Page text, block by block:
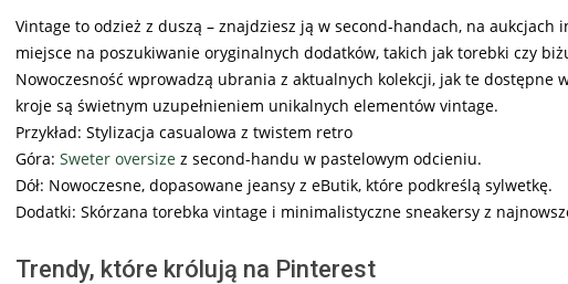
Vintage to odzież z duszą – znajdziesz ją w second-handach, na
miejsce na poszukiwanie oryginalnych dodatków, takich jak torebki czy
Nowoczesność wprowadzą ubrania z aktualnych kolekcji, jak te dostępne
kroje są świetnym uzupełnieniem unikalnych elementów vintage.
Przykład: Stylizacja casualowa z twistem retro
Góra: Sweter oversize z second-handu w pastelowym odcieniu.
Dół: Nowoczesne, dopasowane jeansy z eButik, które podkreślą sylwetkę.
Dodatki: Skórzana torebka vintage i minimalistyczne sneakersy z
Trendy, które królują na Pinterest